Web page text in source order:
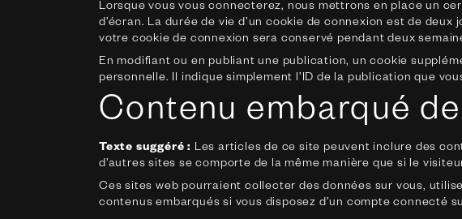
Lorsque vous vous connecterez, nous mettrons en place un
d’écran. La durée de vie d’un cookie de connexion est de deux
votre cookie de connexion sera conservé pendant deux
En modifiant ou en publiant une publication, un cookie
personnelle. Il indique simplement l’ID de la publication que
Contenu embarqué
Texte suggéré : Les articles de ce site peuvent inclure des
d’autres sites se comporte de la même manière que si le
Ces sites web pourraient collecter des données sur vous,
contenus embarqués si vous disposez d’un compte connecté